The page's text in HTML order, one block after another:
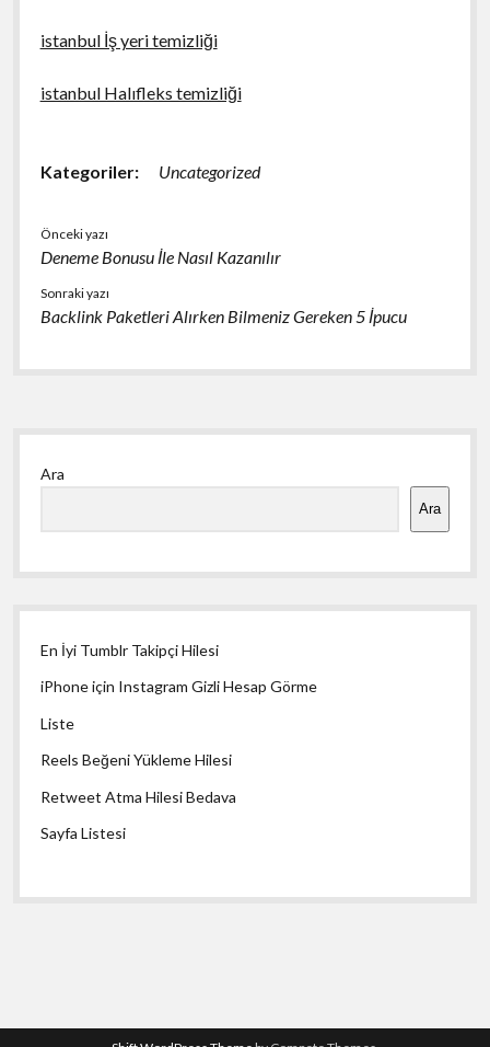
istanbul İş yeri temizliği
istanbul Halıfleks temizliği
Kategoriler: Uncategorized
Önceki yazı
Deneme Bonusu İle Nasıl Kazanılır
Sonraki yazı
Backlink Paketleri Alırken Bilmeniz Gereken 5 İpucu
Yan
Menü
Ara
Ara
En İyi Tumblr Takipçi Hilesi
iPhone için Instagram Gizli Hesap Görme
Liste
Reels Beğeni Yükleme Hilesi
Retweet Atma Hilesi Bedava
Sayfa Listesi